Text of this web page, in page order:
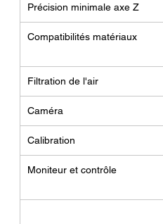
Précision minimale axe Z
Compatibilités matériaux
Filtration de l'air
Caméra
Calibration
Moniteur et contrôle